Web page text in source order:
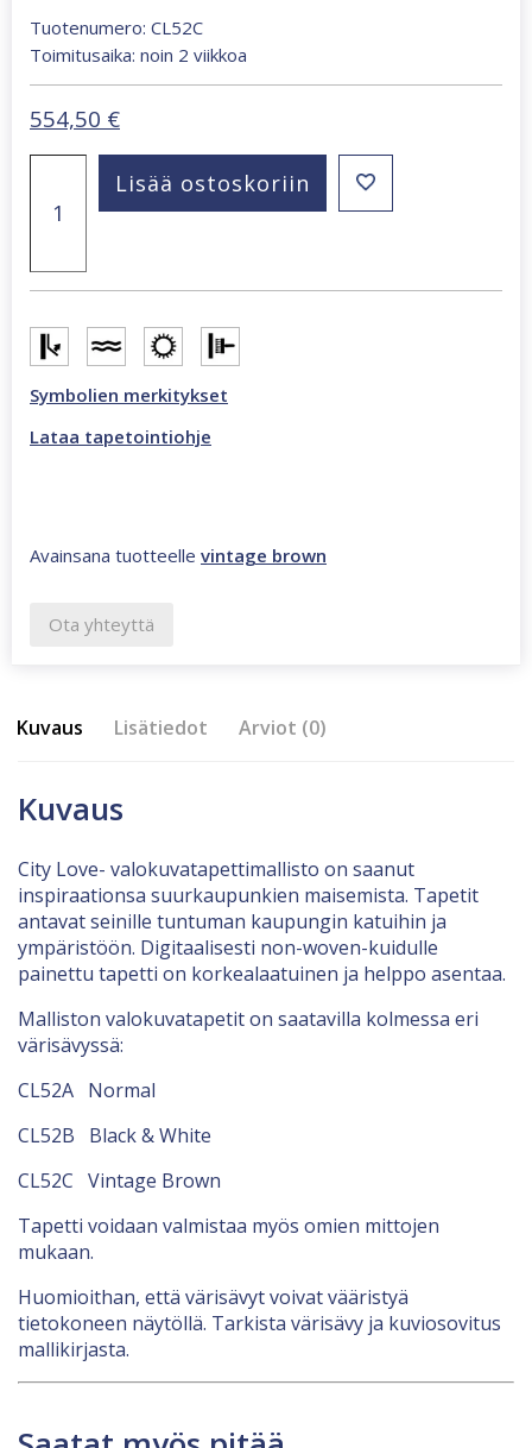
Tuotenumero: CL52C
Toimitusaika: noin 2 viikkoa
554,50 €
Janeiro
valokuvatapetti
ruskea
määrä
Lisää ostoskoriin
Symbolien merkitykset
Lataa tapetointiohje
Avainsana tuotteelle vintage brown
Ota yhteyttä
Kuvaus Lisätiedot Arviot (0)
Kuvaus
City Love- valokuvatapettimallisto on saanut
inspiraationsa suurkaupunkien maisemista. Tapetit
antavat seinille tuntuman kaupungin katuihin ja
ympäristöön. Digitaalisesti non-woven-kuidulle
painettu tapetti on korkealaatuinen ja helppo asentaa.
Malliston valokuvatapetit on saatavilla kolmessa eri
värisävyssä:
CL52A Normal
CL52B Black & White
CL52C Vintage Brown
Tapetti voidaan valmistaa myös omien mittojen
mukaan.
Huomioithan, että värisävyt voivat vääristyä
tietokoneen näytöllä. Tarkista värisävy ja kuviosovitus
mallikirjasta.